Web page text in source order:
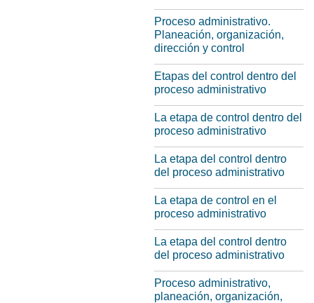
Proceso administrativo.
Planeación, organización,
dirección y control
Etapas del control dentro del
proceso administrativo
La etapa de control dentro del
proceso administrativo
La etapa del control dentro
del proceso administrativo
La etapa de control en el
proceso administrativo
La etapa del control dentro
del proceso administrativo
Proceso administrativo,
planeación, organización,